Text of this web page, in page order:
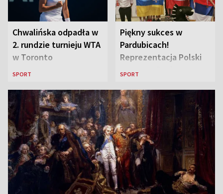
Chwalińska odpadła w
2. rundzie turnieju WTA
w Toronto
SPORT
Piękny sukces w
Pardubicach!
Reprezentacja Polski
wygrywa Drużynowe
szachach do lat 12
SPORT